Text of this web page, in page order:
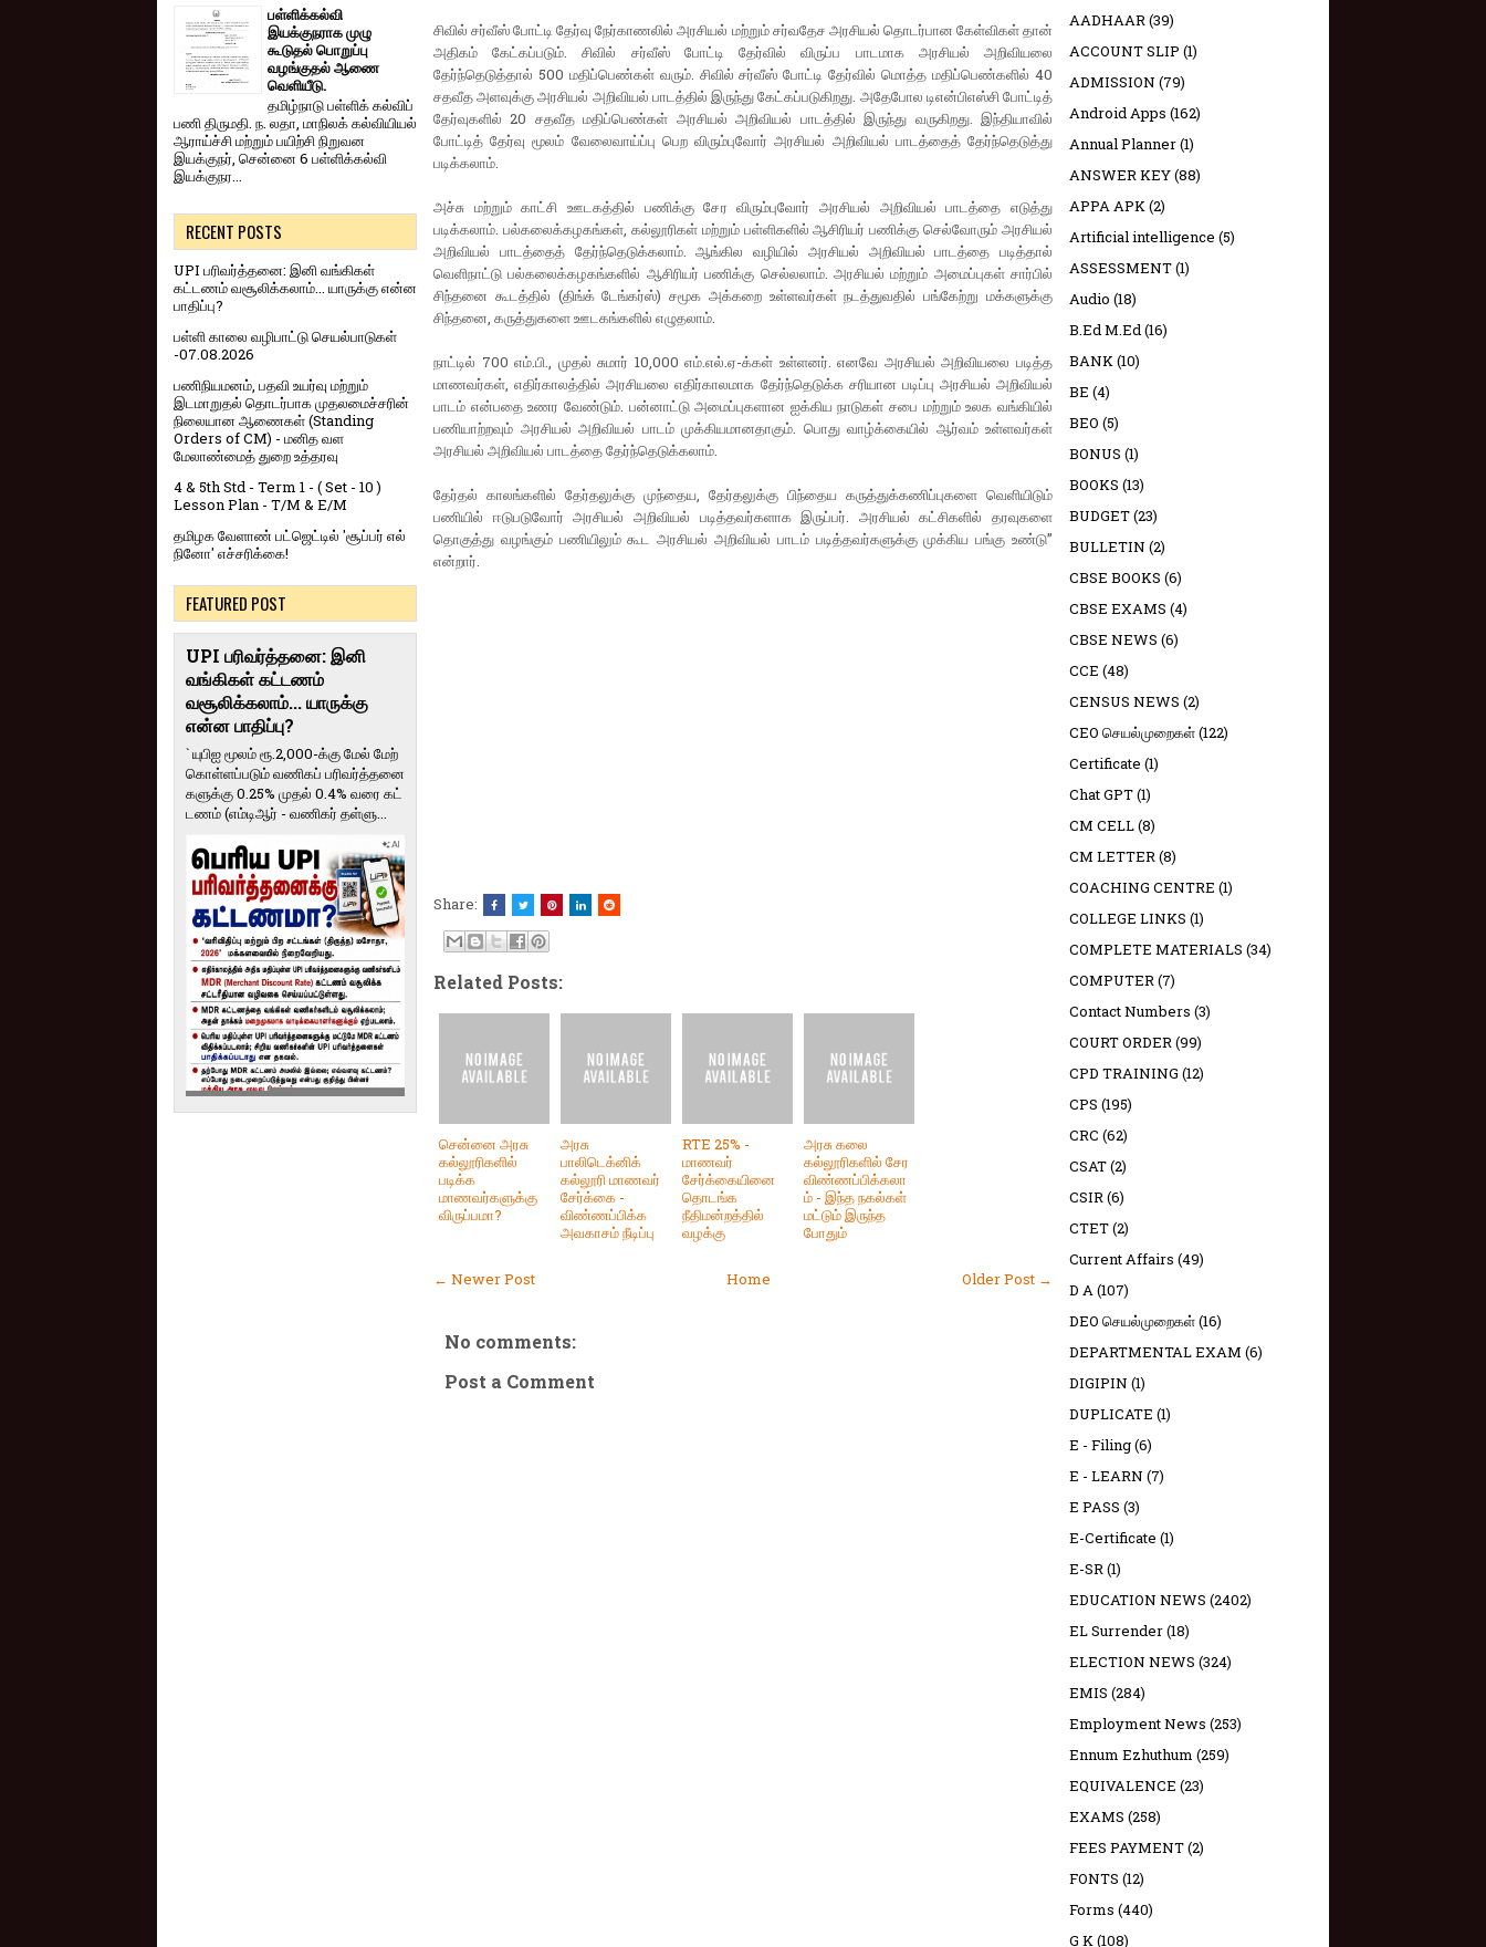
சிவில் சர்வீஸ் போட்டி தேர்வு நேர்காணலில் அரசியல் மற்றும் சர்வதேச அரசியல் தொடர்பான கேள்விகள் தான்
அதிகம் கேட்கப்படும். சிவில் சர்வீஸ் போட்டி தேர்வில் விருப்ப பாடமாக அரசியல் அறிவியலை
தேர்ந்தெடுத்தால் 500 மதிப்பெண்கள் வரும். சிவில் சர்வீஸ் போட்டி தேர்வில் மொத்த மதிப்பெண்களில் 40
சதவீத அளவுக்கு அரசியல் அறிவியல் பாடத்தில் இருந்து கேட்கப்படுகிறது. அதேபோல டிஎன்பிஎஸ்சி போட்டித்
தேர்வுகளில் 20 சதவீத மதிப்பெண்கள் அரசியல் அறிவியல் பாடத்தில் இருந்து வருகிறது. இந்தியாவில்
போட்டித் தேர்வு மூலம் வேலைவாய்ப்பு பெற விரும்புவோர் அரசியல் அறிவியல் பாடத்தைத் தேர்ந்தெடுத்து
படிக்கலாம்.
அச்சு மற்றும் காட்சி ஊடகத்தில் பணிக்கு சேர விரும்புவோர் அரசியல் அறிவியல் பாடத்தை எடுத்து
படிக்கலாம். பல்கலைக்கழகங்கள், கல்லூரிகள் மற்றும் பள்ளிகளில் ஆசிரியர் பணிக்கு செல்வோரும் அரசியல்
அறிவியல் பாடத்தைத் தேர்ந்தெடுக்கலாம். ஆங்கில வழியில் அரசியல் அறிவியல் பாடத்தை படித்தால்
வெளிநாட்டு பல்கலைக்கழகங்களில் ஆசிரியர் பணிக்கு செல்லலாம். அரசியல் மற்றும் அமைப்புகள் சார்பில்
சிந்தனை கூடத்தில் (திங்க் டேங்கர்ஸ்) சமூக அக்கறை உள்ளவர்கள் நடத்துவதில் பங்கேற்று மக்களுக்கு
சிந்தனை, கருத்துகளை ஊடகங்களில் எழுதலாம்.
நாட்டில் 700 எம்.பி., முதல் சுமார் 10,000 எம்.எல்.ஏ-க்கள் உள்ளனர். எனவே அரசியல் அறிவியலை படித்த
மாணவர்கள், எதிர்காலத்தில் அரசியலை எதிர்காலமாக தேர்ந்தெடுக்க சரியான படிப்பு அரசியல் அறிவியல்
பாடம் என்பதை உணர வேண்டும். பன்னாட்டு அமைப்புகளான ஐக்கிய நாடுகள் சபை மற்றும் உலக வங்கியில்
பணியாற்றவும் அரசியல் அறிவியல் பாடம் முக்கியமானதாகும். பொது வாழ்க்கையில் ஆர்வம் உள்ளவர்கள்
அரசியல் அறிவியல் பாடத்தை தேர்ந்தெடுக்கலாம்.
தேர்தல் காலங்களில் தேர்தலுக்கு முந்தைய, தேர்தலுக்கு பிந்தைய கருத்துக்கணிப்புகளை வெளியிடும்
பணியில் ஈடுபடுவோர் அரசியல் அறிவியல் படித்தவர்களாக இருப்பர். அரசியல் கட்சிகளில் தரவுகளை
தொகுத்து வழங்கும் பணியிலும் கூட அரசியல் அறிவியல் பாடம் படித்தவர்களுக்கு முக்கிய பங்கு உண்டு”
என்றார்.
Share:
Related Posts:
சென்னை அரசு
கல்லூரிகளில்
படிக்க
மாணவர்களுக்கு
விருப்பமா?
அரசு
பாலிடெக்னிக்
கல்லூரி மாணவர்
சேர்க்கை -
விண்ணப்பிக்க
அவகாசம் நீடிப்பு
RTE 25% -
மாணவர்
சேர்க்கையினை
தொடங்க
நீதிமன்றத்தில்
வழக்கு
அரசு கலை
கல்லூரிகளில் சேர
விண்ணப்பிக்கலா
ம் - இந்த நகல்கள்
மட்டும் இருந்த
போதும்
← Newer Post Older Post →
Home
No comments:
Post a Comment
பள்ளிக்கல்வி
இயக்குநராக முழு
கூடுதல் பொறுப்பு
வழங்குதல் ஆணை
வெளியீடு.
தமிழ்நாடு பள்ளிக் கல்விப்
பணி திருமதி. ந. லதா, மாநிலக் கல்வியியல்
ஆராய்ச்சி மற்றும் பயிற்சி நிறுவன
இயக்குநர், சென்னை 6 பள்ளிக்கல்வி
இயக்குநர...
RECENT POSTS
UPI பரிவர்த்தனை: இனி வங்கிகள்
கட்டணம் வசூலிக்கலாம்... யாருக்கு என்ன
பாதிப்பு?
பள்ளி காலை வழிபாட்டு செயல்பாடுகள்
-07.08.2026
பணிநியமனம், பதவி உயர்வு மற்றும்
இடமாறுதல் தொடர்பாக முதலமைச்சரின்
நிலையான ஆணைகள் (Standing
Orders of CM) - மனித வள
மேலாண்மைத் துறை உத்தரவு
4 & 5th Std - Term 1 - ( Set - 10 )
Lesson Plan - T/M & E/M
தமிழக வேளாண் பட்ஜெட்டில் 'சூப்பர் எல்
நினோ' எச்சரிக்கை!
FEATURED POST
UPI பரிவர்த்தனை: இனி
வங்கிகள் கட்டணம்
வசூலிக்கலாம்... யாருக்கு
என்ன பாதிப்பு?
` யுபிஐ மூலம் ரூ.2,000-க்கு மேல் மேற்​
கொள்​ளப்​படும் வணி​கப் பரிவர்த்​தனை​
களுக்கு 0.25% முதல் 0.4% வரை கட்​
ட​ணம் (எம்​டிஆர் - வணி​கர் தள்​ளு...
AADHAAR(39)
ACCOUNT SLIP (1)
ADMISSION (79)
Android Apps (162)
Annual Planner(1)
ANSWER KEY(88)
APPA APK(2)
Artificial intelligence (5)
ASSESSMENT(1)
Audio (18)
B.Ed M.Ed(16)
BANK(10)
BE (4)
BEO (5)
BONUS (1)
BOOKS (13)
BUDGET(23)
BULLETIN (2)
CBSE BOOKS (6)
CBSE EXAMS (4)
CBSE NEWS (6)
CCE (48)
CENSUS NEWS (2)
CEO செயல்முறைகள்(122)
Certificate (1)
Chat GPT(1)
CM CELL(8)
CM LETTER(8)
COACHING CENTRE (1)
COLLEGE LINKS (1)
COMPLETE MATERIALS (34)
COMPUTER(7)
Contact Numbers (3)
COURT ORDER(99)
CPD TRAINING (12)
CPS (195)
CRC (62)
CSAT(2)
CSIR(6)
CTET(2)
Current Affairs (49)
D A(107)
DEO செயல்முறைகள்(16)
DEPARTMENTAL EXAM (6)
DIGIPIN (1)
DUPLICATE (1)
E - Filing(6)
E - LEARN (7)
E PASS (3)
E-Certificate (1)
E-SR(1)
EDUCATION NEWS (2402)
EL Surrender(18)
ELECTION NEWS (324)
EMIS (284)
Employment News (253)
Ennum Ezhuthum (259)
EQUIVALENCE (23)
EXAMS (258)
FEES PAYMENT(2)
FONTS (12)
Forms (440)
G K(108)